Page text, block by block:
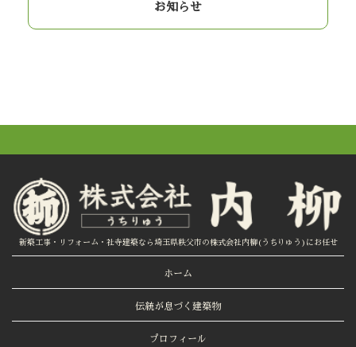
お知らせ
新築工事・リフォーム・社寺建築なら埼玉県秩父市の株式会社内柳(うちりゅう)にお任せ
ホーム
伝統が息づく建築物
プロフィール